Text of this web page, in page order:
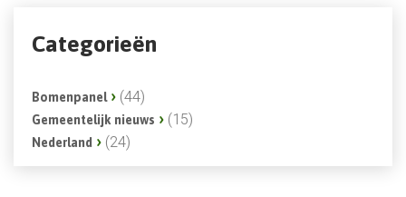
Categorieën
Bomenpanel (44)
Gemeentelijk nieuws (15)
Nederland (24)